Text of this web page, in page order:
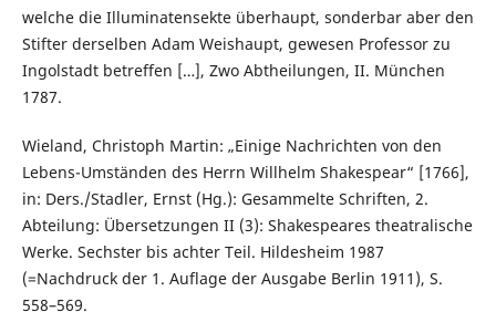
welche die Illuminatensekte überhaupt, sonderbar aber den
Stifter derselben Adam Weishaupt, gewesen Professor zu
Ingolstadt betreffen […], Zwo Abtheilungen, II. München
1787.
Wieland, Christoph Martin: „Einige Nachrichten von den
Lebens-Umständen des Herrn Willhelm Shakespear“ [1766],
in: Ders./Stadler, Ernst (Hg.): Gesammelte Schriften, 2.
Abteilung: Übersetzungen II (3): Shakespeares theatralische
Werke. Sechster bis achter Teil. Hildesheim 1987
(=Nachdruck der 1. Auflage der Ausgabe Berlin 1911), S.
558–569.